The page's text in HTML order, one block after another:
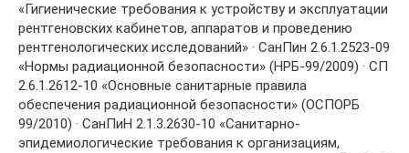
«Гигиенические требования к устройству и эксплуатации
рентгеновских кабинетов, аппаратов и проведению
рентгенологических исследований» · СанПин 2.6.1.2523-09
«Нормы радиационной безопасности» (НРБ-99/2009) · СП
2.6.1.2612-10 «Основные санитарные правила
обеспечения радиационной безопасности» (ОСПОРБ
99/2010) · СанПиН 2.1.3.2630-10 «Санитарно-
эпидемиологические требования к организациям,